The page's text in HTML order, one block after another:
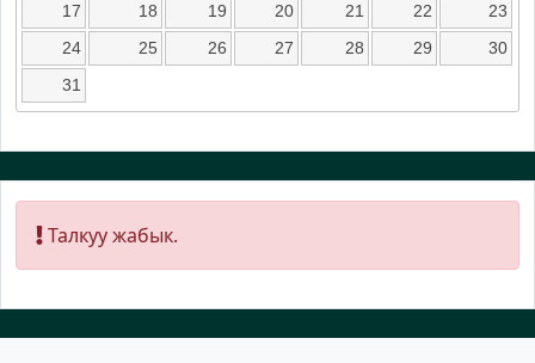
17
18 19 20 21 22
23
24
25 26 27 28 29
30
31
Талкуу жабык.